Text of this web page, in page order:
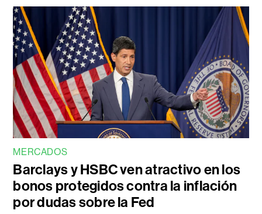
MERCADOS
Barclays y HSBC ven atractivo en los
bonos protegidos contra la inflación
por dudas sobre la Fed